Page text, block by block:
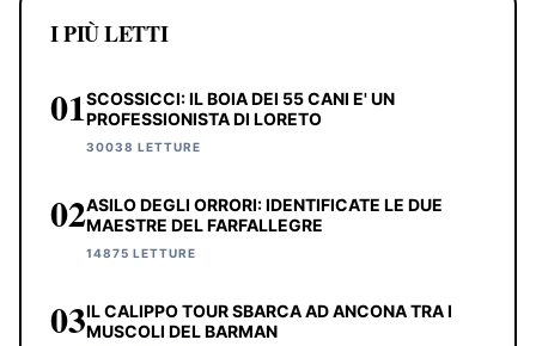
I PIÙ LETTI
01SCOSSICCI: IL BOIA DEI 55 CANI E' UN
PROFESSIONISTA DI LORETO
30038 LETTURE
02ASILO DEGLI ORRORI: IDENTIFICATE LE DUE
MAESTRE DEL FARFALLEGRE
14875 LETTURE
03IL CALIPPO TOUR SBARCA AD ANCONA TRA I
MUSCOLI DEL BARMAN